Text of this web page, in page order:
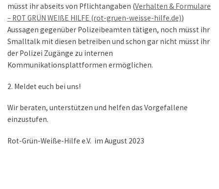
müsst ihr abseits von Pflichtangaben (Verhalten & Formulare
– ROT GRÜN WEIßE HILFE (rot-gruen-weisse-hilfe.de))
Aussagen gegenüber Polizeibeamten tätigen, noch müsst ihr
Smalltalk mit diesen betreiben und schon gar nicht müsst ihr
der Polizei Zugänge zu internen
Kommunikationsplattformen ermöglichen.
2. Meldet euch bei uns!
Wir beraten, unterstützen und helfen das Vorgefallene
einzustufen.
Rot-Grün-Weiße-Hilfe e.V. im August 2023